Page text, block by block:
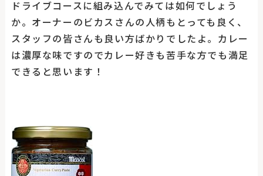
ドライブコースに組み込んでみては如何でしょう
か。オーナーのビカスさんの人柄もとっても良く、
スタッフの皆さんも良い方ばかりでしたよ。カレー
は濃厚な味ですのでカレー好きも苦手な方でも満足
できると思います！